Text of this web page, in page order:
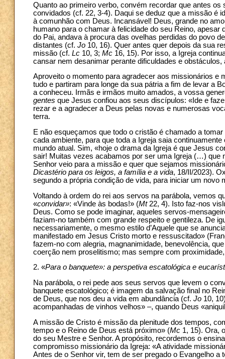
Quanto ao primeiro verbo, convém recordar que antes
convidados (cf. 22, 3-4). Daqui se deduz que a missão é
à comunhão com Deus. Incansável! Deus, grande no
humano para o chamar à felicidade do seu Reino,
do Pai, andava à procura das ovelhas perdidas do povo
distantes (cf. Jo 10, 16). Quer antes quer depois da sua
missão (cf. Lc 10, 3; Mc 16, 15). Por isso, a Igreja
cansar nem desanimar perante dificuldades e
Aproveito o momento para agradecer aos missionários e
tudo e partiram para longe da sua pátria a fim de levar a
a conheceu. Irmãs e irmãos muito amados, a vossa
gentes que Jesus confiou aos seus discípulos: «Ide e
rezar e a agradecer a Deus pelas novas e numerosas
terra.
E não esqueçamos que todo o cristão é chamado a
cada ambiente, para que toda a Igreja saia
mundo atual. Sim, «hoje o drama da Igreja é que Jesus
sair! Muitas vezes acabamos por ser uma Igreja (…) que
Senhor veio para a missão e quer que sejamos
Dicastério para os leigos, a família e a vida, 18/II/2023).
segundo a própria condição de vida, para iniciar um
Voltando à ordem do rei aos servos na parábola, vemos
«convidar»: «Vinde às bodas!» (Mt22, 4). Isto faz-nos
Deus. Como se pode imaginar, aqueles servos-
faziam-no também com grande respeito e gentileza. De
necessariamente, o mesmo estilo d’Aquele que se
manifestado em Jesus Cristo morto e ressuscitado»
fazem-no com alegria, magnanimidade, benevolência,
coerção nem proselitismo; mas sempre com
2. «Para o banquete»: a perspetiva escatológica e
Na parábola, o rei pede aos seus servos que levem o
banquete escatológico; é imagem da salvação final no
de Deus, que nos deu a vida em abundância (cf. Jo 10,
acompanhadas de vinhos velhos» –, quando Deus
A missão de Cristo é missão da plenitude dos tempos,
tempo e o Reino de Deus está próximo» (Mc 1, 15). Ora,
do seu Mestre e Senhor. A propósito, recordemos o
compromisso missionário da Igreja: «A atividade
Antes de o Senhor vir, tem de ser pregado o Evangelho